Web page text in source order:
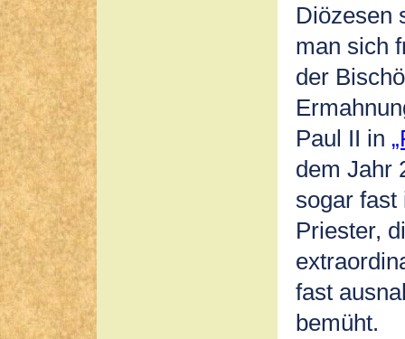
Diözesen
man sich
der
Paul II in
dem Jahr
sogar
Priester,
fast
bemüht.